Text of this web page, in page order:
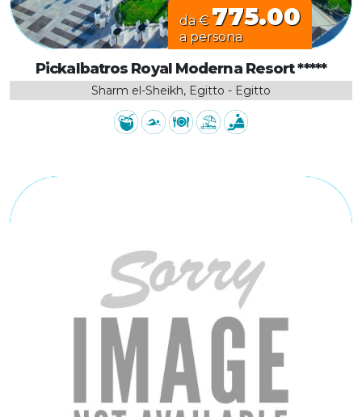
da € 775.00
a persona
Pickalbatros Royal Moderna Resort *****
Sharm el-Sheikh, Egitto - Egitto